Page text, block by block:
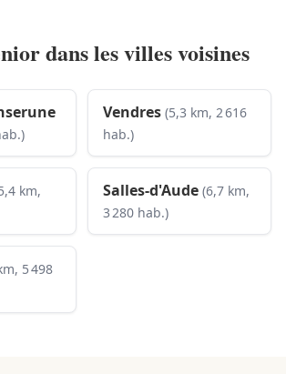
dans les villes voisines
Vendres (5,3 km, 2 616
hab.)
km,
Salles-d'Aude (6,7 km,
3 280 hab.)
5 498